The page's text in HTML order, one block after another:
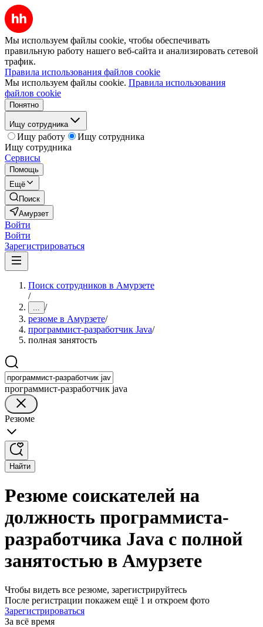
Мы используем файлы cookie, чтобы обеспечивать
правильную работу нашего веб-сайта и анализировать сетевой
трафик.
Правила использования файлов cookie
Мы используем файлы cookie. Правила использования
файлов cookie
Понятно
Ищу сотрудника
Ищу работу
Ищу сотрудника
Ищу сотрудника
Сервисы
Помощь
Ещё
Поиск
Амурзет
Войти
Войти
Зарегистрироваться
Поиск сотрудников в Амурзете
/
... /
резюме в Амурзете/
программист-разработчик Java/
полная занятость
программист-разработчик java
Резюме
Найти
Резюме соискателей на
должность программиста-
разработчика Java с полной
занятостью в Амурзете
Чтобы видеть все резюме, зарегистрируйтесь
После регистрации покажем ещё 1 и откроем фото
Зарегистрироваться
За всё время